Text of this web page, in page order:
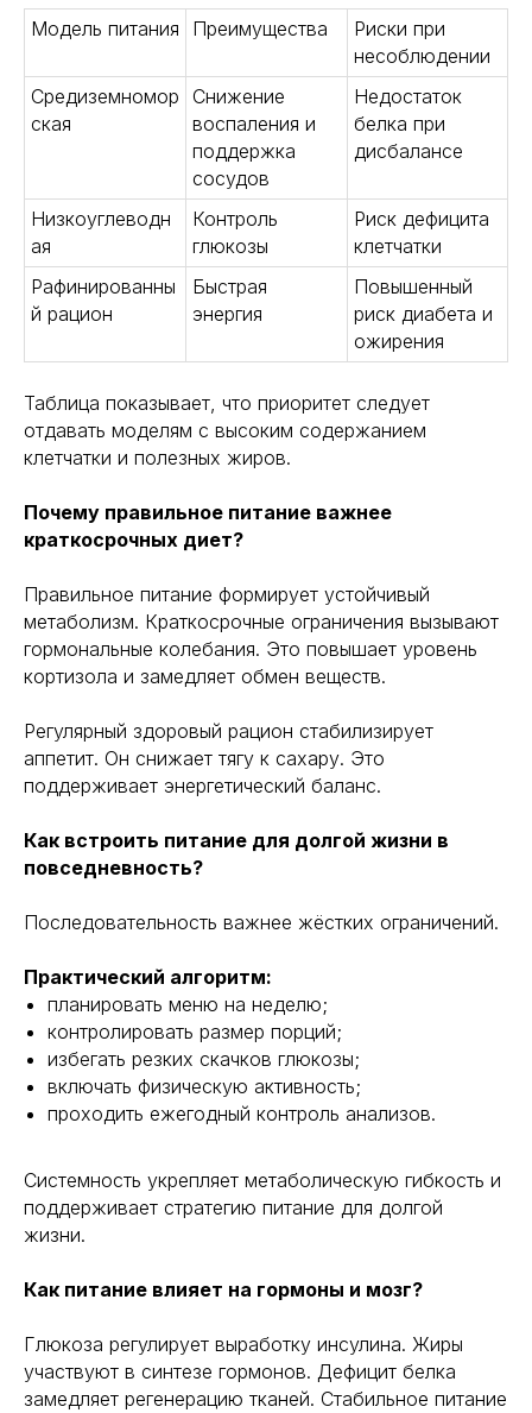
Модель питания Преимущества
Риски при
несоблюдении
Средиземномор
ская
Снижение
воспаления и
поддержка
сосудов
Недостаток
белка при
дисбалансе
Низкоуглеводн
ая
Контроль
глюкозы
Риск дефицита
клетчатки
Рафинированны
й рацион
Быстрая
энергия
Повышенный
риск диабета и
ожирения
Таблица показывает, что приоритет следует
отдавать моделям с высоким содержанием
клетчатки и полезных жиров.
Почему правильное питание важнее
краткосрочных диет?
Правильное питание формирует устойчивый
метаболизм. Краткосрочные ограничения вызывают
гормональные колебания. Это повышает уровень
кортизола и замедляет обмен веществ.
Регулярный здоровый рацион стабилизирует
аппетит. Он снижает тягу к сахару. Это
поддерживает энергетический баланс.
Как встроить питание для долгой жизни в
повседневность?
Последовательность важнее жёстких ограничений.
Практический алгоритм:
планировать меню на неделю;
контролировать размер порций;
избегать резких скачков глюкозы;
включать физическую активность;
проходить ежегодный контроль анализов.
Системность укрепляет метаболическую гибкость и
поддерживает стратегию питание для долгой
жизни.
Как питание влияет на гормоны и мозг?
Глюкоза регулирует выработку инсулина. Жиры
участвуют в синтезе гормонов. Дефицит белка
замедляет регенерацию тканей. Стабильное питание
Главная
Longevity
Гормоны
Генная инженерия
Биохакинг
Трансгуманизм
Ментальное здоровье
Внутренняя инженерия
Криоскопия
Социальные сети
*Meta (деятельность организации
запрещена на территории РФ)
Навигация Полезная информация
О компании
+7(977)252-44-55
109012, Россия, Москва
ул. Охотный ряд, д. 2